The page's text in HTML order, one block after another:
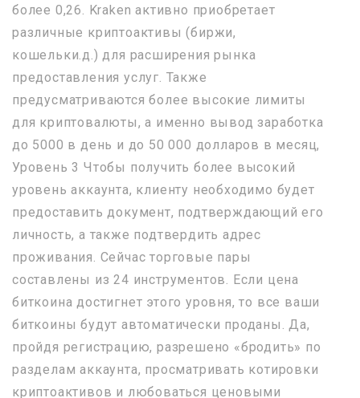
более 0,26. Kraken активно приобретает
различные криптоактивы (биржи,
кошельки.д.) для расширения рынка
предоставления услуг. Также
предусматриваются более высокие лимиты
для криптовалюты, а именно вывод заработка
до 5000 в день и до 50 000 долларов в месяц,
Уровень 3 Чтобы получить более высокий
уровень аккаунта, клиенту необходимо будет
предоставить документ, подтверждающий его
личность, а также подтвердить адрес
проживания. Сейчас торговые пары
составлены из 24 инструментов. Если цена
биткоина достигнет этого уровня, то все ваши
биткоины будут автоматически проданы. Да,
пройдя регистрацию, разрешено «бродить» по
разделам аккаунта, просматривать котировки
криптоактивов и любоваться ценовыми